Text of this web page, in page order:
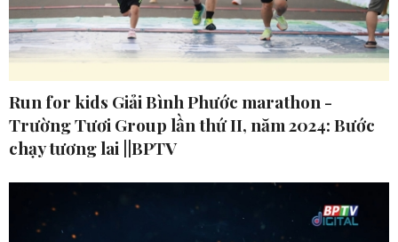
Run for kids Giải Bình Phước marathon -
Trường Tươi Group lần thứ II, năm 2024: Bước
chạy tương lai ||BPTV